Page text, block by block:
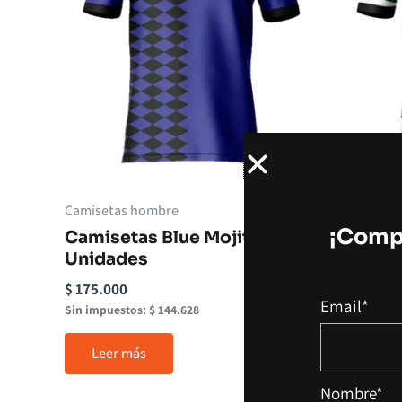
Camisetas hombre
Camisetas Blue Mojito X5
Unidades
$175.000
Sin impuestos: $144.628
Leer más
Sin
Email*
Nombre*